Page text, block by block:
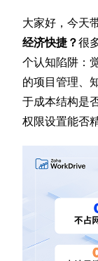
大家好，今天
经济快捷？很
个认知陷阱：
的项目管理、
于成本结构是
权限设置能否